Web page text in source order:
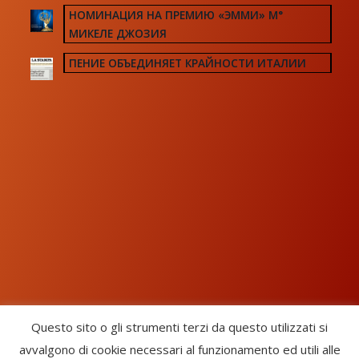
НОМИНАЦИЯ НА ПРЕМИЮ «ЭММИ» М°
МИКЕЛЕ ДЖОЗИЯ
ПЕНИЕ ОБЪЕДИНЯЕТ КРАЙНОСТИ ИТАЛИИ
Questo sito o gli strumenti terzi da questo utilizzati si
avvalgono di cookie necessari al funzionamento ed utili alle